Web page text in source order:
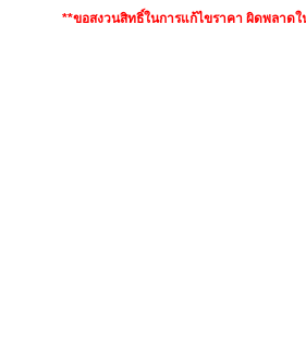
**ขอสงวนสิทธิ์ในการแก้ไขราคา ผิดพลาด